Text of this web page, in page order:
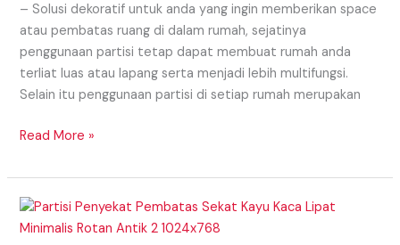
– Solusi dekoratif untuk anda yang ingin memberikan space
atau pembatas ruang di dalam rumah, sejatinya
penggunaan partisi tetap dapat membuat rumah anda
terliat luas atau lapang serta menjadi lebih multifungsi.
Selain itu penggunaan partisi di setiap rumah merupakan
Read More »
Model
Partisi